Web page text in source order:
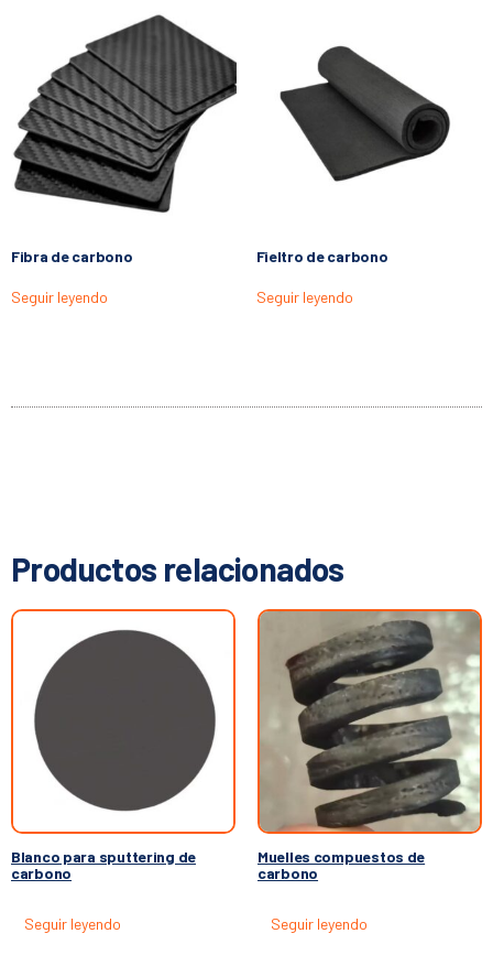
Fibra de carbono
Seguir leyendo
Fieltro de carbono
Seguir leyendo
Productos relacionados
Blanco para sputtering de
carbono
Seguir leyendo
Muelles compuestos de
carbono
Seguir leyendo